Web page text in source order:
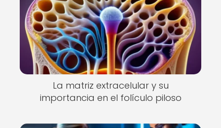
La matriz extracelular y su
importancia en el folículo piloso